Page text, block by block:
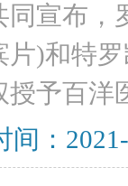
同宣布，
片)和特
授予百洋
间：